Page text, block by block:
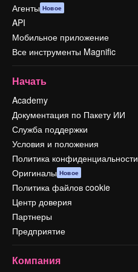
Агенты Новое
API
Мобильное приложение
Все инструменты Magnific
Начать
Academy
Документация по Пакету ИИ
Служба поддержки
Условия и положения
Политика конфиденциальности
Оригиналы Новое
Политика файлов cookie
Центр доверия
Партнеры
Предприятие
Компания